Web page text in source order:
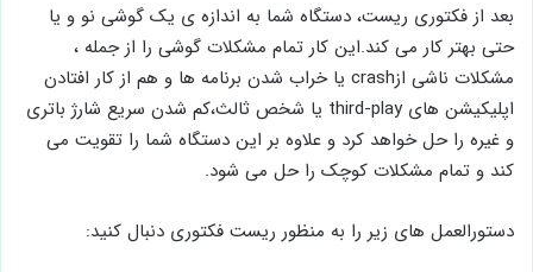
بعد از فکتوری ریست، دستگاه شما به اندازه ی یک گوشی نو و یا
حتی بهتر کار می کند.این کار تمام مشکلات گوشی را از جمله ،
مشکلات ناشی ازcrash یا خراب شدن برنامه ها و هم از کار افتادن
اپلیکیشن های third-play یا شخص ثالث،کم شدن سریع شارژ باتری
و غیره را حل خواهد کرد و علاوه بر این دستگاه شما را تقویت می
کند و تمام مشکلات کوچک را حل می شود.
دستورالعمل های زیر را به منظور ریست فکتوری دنبال کنید: